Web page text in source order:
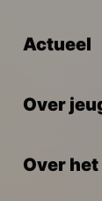
Actueel
Over
Over het